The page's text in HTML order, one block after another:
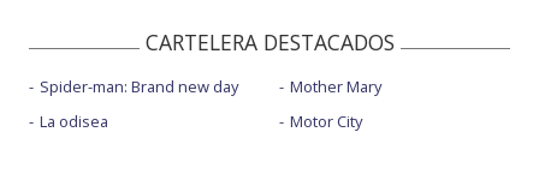
CARTELERA DESTACADOS
Spider-man: Brand new day
La odisea
Mother Mary
Motor City